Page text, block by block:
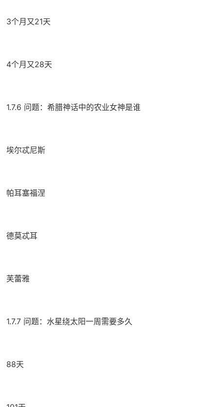
3个月又21天
4个月又28天
1.7.6 问题：希腊神话中的农业女神是谁
埃尔忒尼斯
帕耳塞福涅
德莫忒耳
芙蕾雅
1.7.7 问题：水星绕太阳一周需要多久
88天